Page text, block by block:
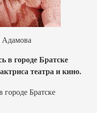
в городе Братске
театра и кино.
Братске